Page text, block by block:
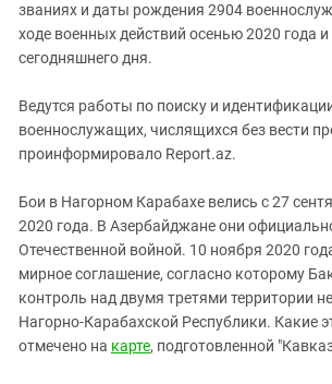
Ставропольский край
Чечня
Южный Кавказ
званиях и даты рождения 2904
ходе военных действий осенью 2020 года
сегодняшнего дня.
Ведутся работы по поиску и
военнослужащих, числящихся без вести
проинформировало Report.az.
Бои в Нагорном Карабахе велись с 27
2020 года. В Азербайджане они
Отечественной войной. 10 ноября 2020
мирное соглашение, согласно которому
контроль над двумя третями территории
Нагорно-Карабахской Республики. Какие
отмечено на карте, подготовленной